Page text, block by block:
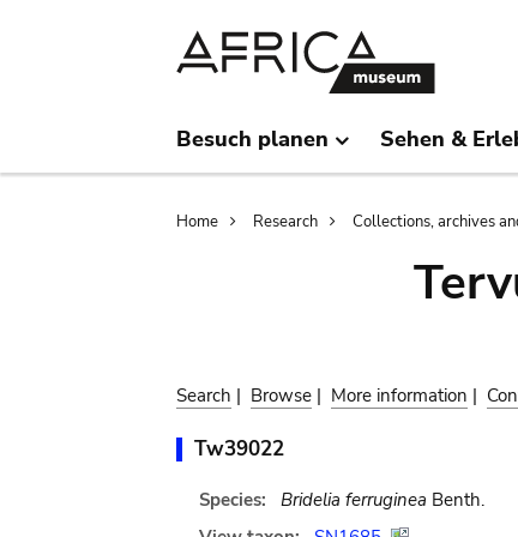
Besuch planen Sehen &
Breadcrumb
Home Research Collections, archives
Search | Browse | More information |
Tw39022
Species: Bridelia ferruginea Benth.